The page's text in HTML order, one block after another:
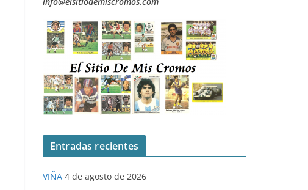
Entradas recientes
VIÑA 4 de agosto de 2026